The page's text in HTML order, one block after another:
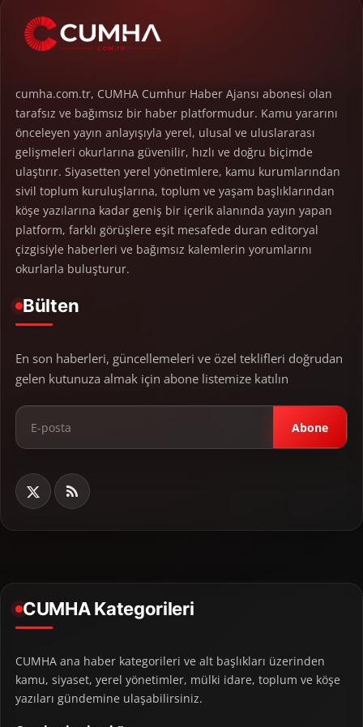
cumha.com.tr, CUMHA Cumhur Haber Ajansı abonesi olan
tarafsız ve bağımsız bir haber platformudur. Kamu yararını
önceleyen yayın anlayışıyla yerel, ulusal ve uluslararası
gelişmeleri okurlarına güvenilir, hızlı ve doğru biçimde
ulaştırır. Siyasetten yerel yönetimlere, kamu kurumlarından
sivil toplum kuruluşlarına, toplum ve yaşam başlıklarından
köşe yazılarına kadar geniş bir içerik alanında yayın yapan
platform, farklı görüşlere eşit mesafede duran editoryal
çizgisiyle haberleri ve bağımsız kalemlerin yorumlarını
okurlarla buluşturur.
Bülten
En son haberleri, güncellemeleri ve özel teklifleri doğrudan
gelen kutunuza almak için abone listemize katılın
Abone
CUMHA Kategorileri
CUMHA ana haber kategorileri ve alt başlıkları üzerinden
kamu, siyaset, yerel yönetimler, mülki idare, toplum ve köşe
yazıları gündemine ulaşabilirsiniz.